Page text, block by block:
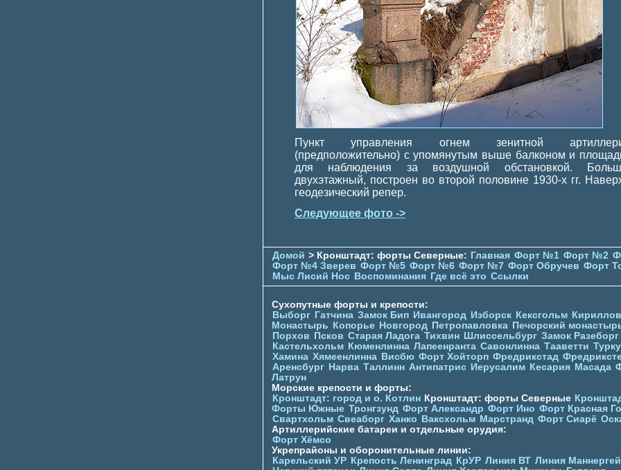
Пункт управления огнем зенитной
(предположительно) с упомянутым выше балконом и
для наблюдения за воздушной обстановкой.
двухэтажный, построен во второй половине 1930-х гг.
геодезический репер.
Следующее фото ->
Домой > Кронштадт: форты Северные: Главная Форт №1 Форт №2
Форт №4 Зверев Форт №5 Форт №6 Форт №7 Форт Обручев Форт
Мыс Лисий Нос Воспоминания Где всё это Ссылки
Сухопутные форты и крепости:
Выборг Гатчина Замок Бип Ивангород Изборск Кексгольм
Монастырь
Копорье Новгород Петропавловка Печорcкий
Порхов
Псков Старая Ладога Тихвин Шлиссельбург Замок Разеборг
Кастельхольм Кюменлинна Лапеенранта Савонлинна Тааветти Турку
Хамина Хямеенлинна Висбю Форт Хойторп Фредрикстад
Аренсбург Нарва Таллинн Антипатрис Иерусалим Кесария Масада
Латрун
Морские крепости и форты:
Кронштадт: город и о. Котлин Кронштадт: форты Северные
Форты Южные Тронгзунд Форт Александр Форт Ино Форт Красная
Свартхольм Свеаборг Ханко Ваксхольм Марстранд Форт Сиарё
Артиллерийские батареи и отдельные орудия:
Форт Хёмсо
Укрепрайоны и оборонительные линии:
Карельский УР Крепость Ленинград КрУР Линия ВТ Линия